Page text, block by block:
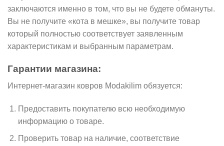
заключаются именно в том, что вы не будете обмануты.
Вы не получите «кота в мешке», вы получите товар
который полностью соответствует заявленным
характеристикам и выбранным параметрам.
Гарантии магазина:
Интернет-магазин ковров Modakilim обязуется:
Предоставить покупателю всю необходимую
информацию о товаре.
Проверить товар на наличие, соответствие